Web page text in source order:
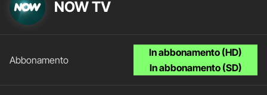
NOW TV
In abbonamento (HD)
In abbonamento (SD)